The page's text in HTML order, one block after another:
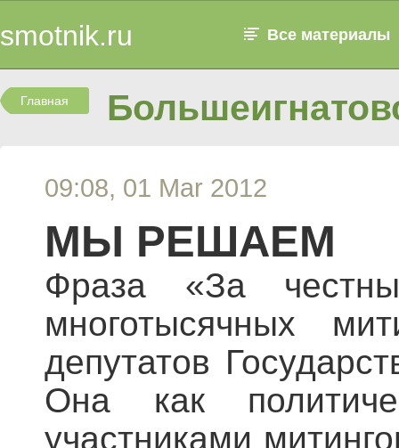
smotnik.ru Все материалы
Главная
09:08, 01 Mar 2012
МЫ РЕШАЕМ
Фраза «За
многотысячных
депутатов
Она как
участниками